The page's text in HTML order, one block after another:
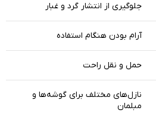
جلوگیری از انتشار گرد و غبار
آرام بودن هنگام استفاده
حمل و نقل راحت
نازل‌های مختلف برای گوشه‌ها و
مبلمان